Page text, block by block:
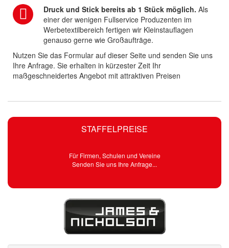
STAFFELPREISE
Für Firmen, Schulen und Vereine
Senden Sie uns Ihre Anfrage...
Druck und Stick bereits ab 1 Stück möglich. Als
einer der wenigen Fullservice Produzenten im
Werbetextilbereich fertigen wir Kleinstauflagen
genauso gerne wie Großaufträge.
Nutzen Sie das Formular auf dieser Seite und senden Sie uns
Ihre Anfrage. Sie erhalten in kürzester Zeit Ihr
maßgeschneidertes Angebot mit attraktiven Preisen